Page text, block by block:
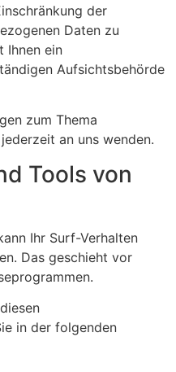
der
Daten zu
Ihnen ein
Aufsichtsbehörde
zum Thema
an uns wenden.
Tools von
Ihr Surf-Verhalten
Das geschieht vor
in der folgenden